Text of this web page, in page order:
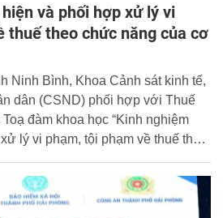
và phối hợp xử lý vi
thuế theo chức năng của cơ
Ninh Bình, Khoa Cảnh sát kinh tế,
dân (CSND) phối hợp với Thuế
đàm khoa học “Kinh nghiệm
lý vi phạm, tội phạm về thuế theo